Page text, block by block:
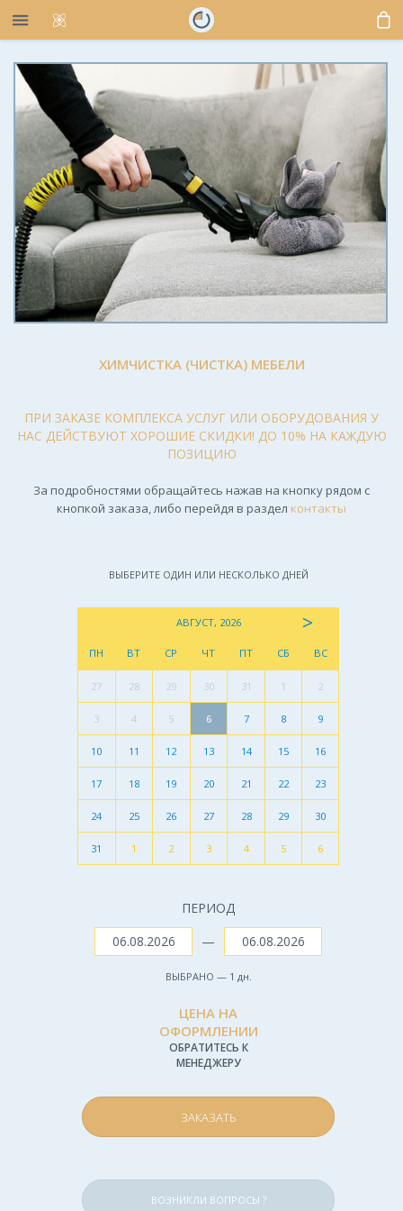
ХИМЧИСТКА (ЧИСТКА) МЕБЕЛИ
ПРИ ЗАКАЗЕ КОМПЛЕКСА УСЛУГ ИЛИ ОБОРУДОВАНИЯ У
НАС ДЕЙСТВУЮТ ХОРОШИЕ СКИДКИ! ДО 10% НА КАЖДУЮ
ПОЗИЦИЮ
За подробностями обращайтесь нажав на кнопку рядом с
кнопкой заказа, либо перейдя в раздел контакты
ВЫБЕРИТЕ ОДИН ИЛИ НЕСКОЛЬКО ДНЕЙ
АВГУСТ, 2026 >
ПН ВТ СР ЧТ ПТ СБ ВС
27 28 29 30 31 1 2
3 4 5 6 7 8 9
10 11 12 13 14 15 16
17 18 19 20 21 22 23
24 25 26 27 28 29 30
31 1 2 3 4 5 6
ПЕРИОД
—
ВЫБРАНО — 1 дн.
ЦЕНА НА
ОФОРМЛЕНИИ
ОБРАТИТЕСЬ К
МЕНЕДЖЕРУ
ЗАКАЗАТЬ
ВОЗНИКЛИ ВОПРОСЫ ?